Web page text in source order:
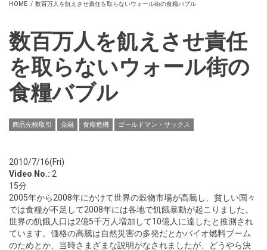
HOME / 数百万人を飢えさせ責任を取らないウォール街の食糧バブル
数百万人を飢えさせ責任
を取らないウォール街の
食糧バブル
商品先物取引 金融 食糧危機 ゴールドマン・サックス
2010/7/16(Fri)
Video No.: 2
15分
2005年から2008年にかけて世界の穀物市場が高騰し、貧しい国々
では食糧が不足して2008年には各地で飢餓暴動が起こりました。
世界の飢餓人口は2億5千万人増加して10億人に達したと推測され
ています。価格の高騰は自然災害の多発だとかバイオ燃料ブーム
のためとか、当時さまざまな説明がなされましたが、どうやら決